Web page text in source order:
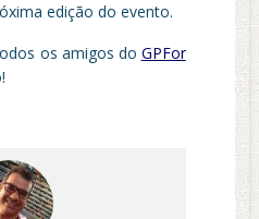
edição do evento.
os amigos do GPFor